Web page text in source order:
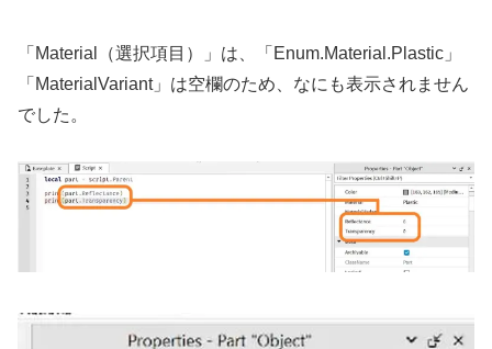
「Material（選択項目）」は、「Enum.Material.Plastic」
「MaterialVariant」は空欄のため、なにも表示されません
でした。